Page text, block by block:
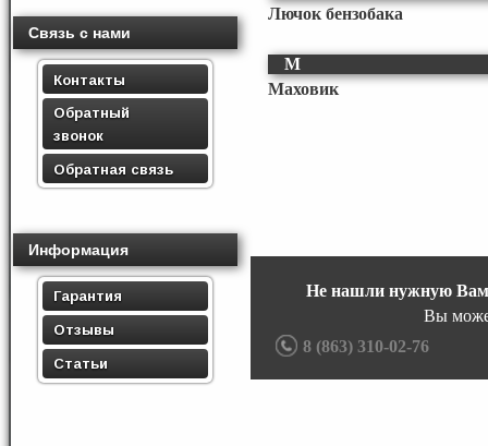
Связь с нами
Контакты
Обратный
звонок
Обратная связь
Информация
Гарантия
Отзывы
Статьи
Лючок бензобака
М
Маховик
Не нашли нужную Вам
Вы
8 (863) 310-02-76